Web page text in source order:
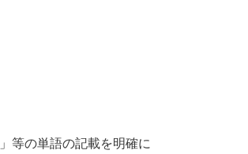
」等の単語の記載を明確に